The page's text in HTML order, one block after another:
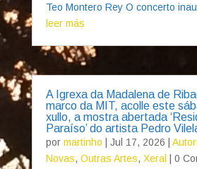
Teo Montero Rey O concerto
leer más
A Igrexa da Madalena de
marco da MIT, acolle este
xullo, a mostra abertada
Paraíso’ do artista Pedro
por martinho Jul 17, 2026
Novas, Outras Artes, Xeral
| 0